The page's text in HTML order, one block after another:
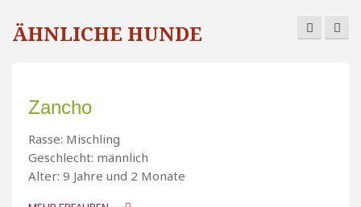
ÄHNLICHE HUNDE
Zancho
Rasse: Mischling
Geschlecht: männlich
Alter: 9 Jahre und 2 Monate